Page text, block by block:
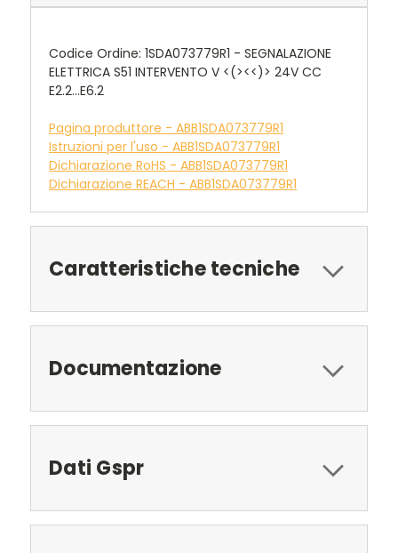
Codice Ordine: 1SDA073779R1 - SEGNALAZIONE
ELETTRICA S51 INTERVENTO V <(><<)> 24V CC
E2.2...E6.2
Pagina produttore - ABB1SDA073779R1
Istruzioni per l'uso - ABB1SDA073779R1
Dichiarazione RoHS - ABB1SDA073779R1
Dichiarazione REACH - ABB1SDA073779R1
Caratteristiche tecniche
Documentazione
Dati Gspr